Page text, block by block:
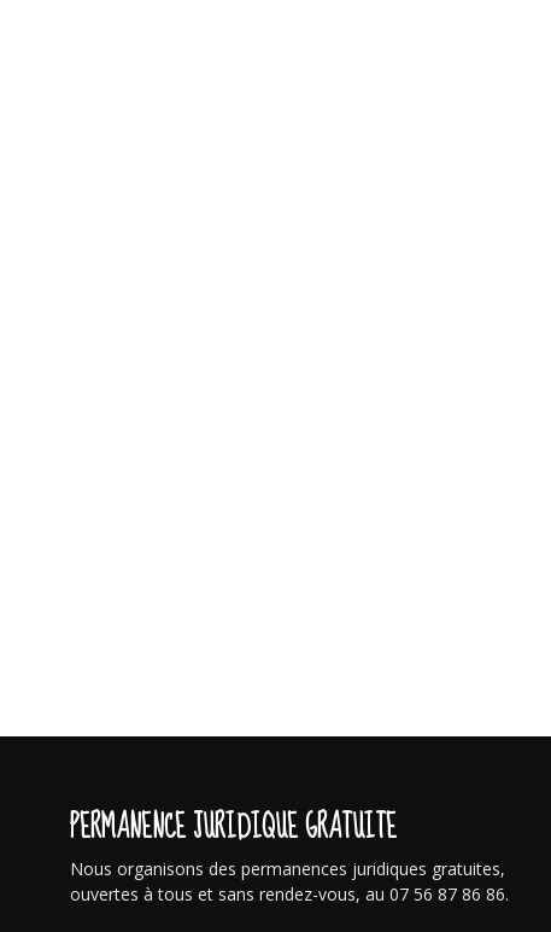
PERMANENCE JURIDIQUE GRATUITE
Nous organisons des permanences juridiques gratuites,
ouvertes à tous et sans rendez-vous, au 07 56 87 86 86.